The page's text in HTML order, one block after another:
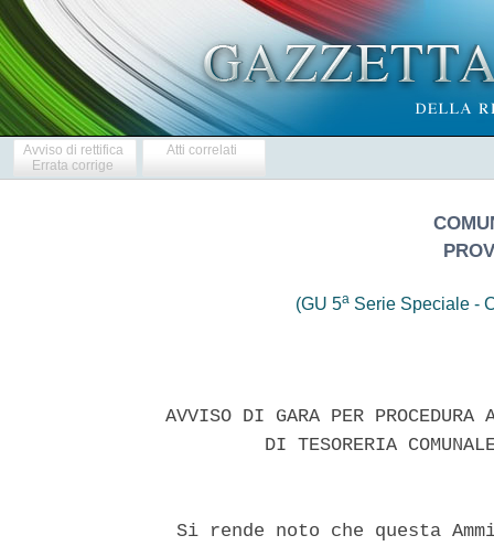
Avviso di rettifica
Errata corrige
Atti correlati
(GU 5a Serie Speciale -
AVVISO DI GARA PER
DI TESORERIA
Si rende noto che questa